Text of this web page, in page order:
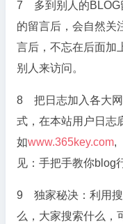
7 多到别人的BLOG
的留言后，会自然关
言后，不忘在后面加
别人来访问。
8 把日志加入各大
式，在本站用户日志
如www.365key.com,
见：手把手教你
9 独家秘决：利用搜
么，大家搜索什么，